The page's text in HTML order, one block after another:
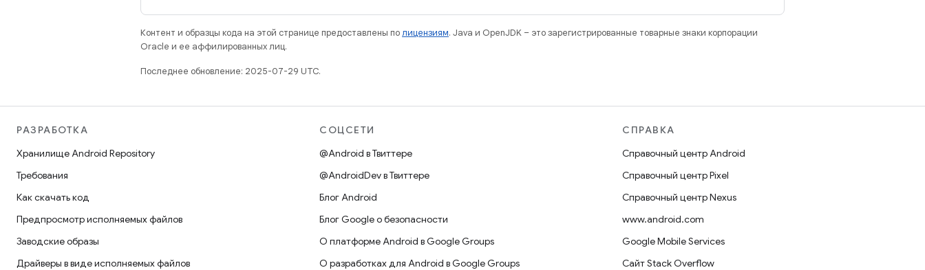
Контент и образцы кода на этой странице предоставлены полицензиям. Java и OpenJDK – это зарегистрированные товарные знаки корпорации
Oracle и ее аффилированных лиц.
Последнее обновление: 2025-07-29 UTC.
РАЗРАБОТКА
Хранилище Android Repository
Требования
Как скачать код
Предпросмотр исполняемых файлов
Заводские образы
Драйверы в виде исполняемых файлов
СОЦСЕТИ
@Android в Твиттере
@AndroidDev в Твиттере
Блог Android
Блог Google о безопасности
О платформе Android в Google Groups
О разработках для Android в Google Groups
СПРАВКА
Справочный центр Android
Справочный центр Pixel
Справочный центр Nexus
www.android.com
Google Mobile Services
Сайт Stack Overflow